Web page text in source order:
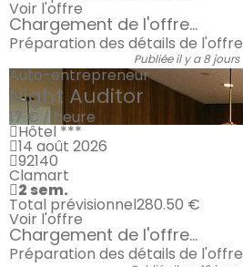
Voir l'offre
Chargement de l'offre...
Préparation des détails de l'offre
Publiée il y a 8 jours
Auto-entrepreneur
Night Auditor
17 € / heure
Hôtel ***
14 août 2026
92140
Clamart
2 sem.
Total prévisionnel280.50 €
Voir l'offre
Chargement de l'offre...
Préparation des détails de l'offre